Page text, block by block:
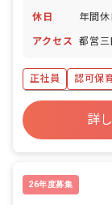
休日 年間
アクセス 都営
正社員 認可保
年間休日120日以
寮・住宅・家賃
詳
26年度募集